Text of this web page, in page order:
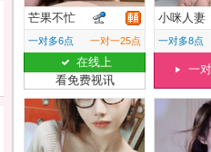
芒果不忙
一对多6点 一对一25点
在线上
看免费视讯
小咪人妻
一对多8点
一